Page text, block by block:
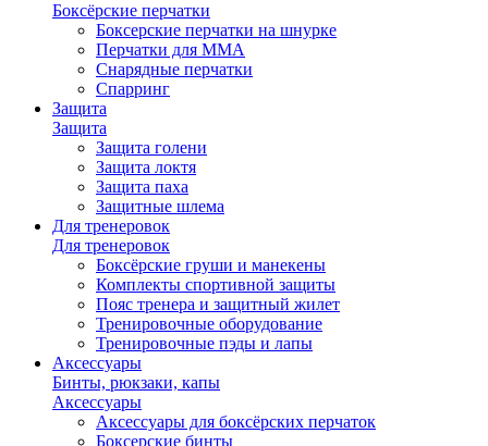
Боксёрские перчатки
Боксерские перчатки на шнурке
Перчатки для ММА
Снарядные перчатки
Спарринг
Защита
Защита
Защита голени
Защита локтя
Защита паха
Защитные шлема
Для тренеровок
Для тренеровок
Боксёрские груши и манекены
Комплекты спортивной защиты
Пояс тренера и защитный жилет
Тренировочные оборудование
Тренировочные пэды и лапы
Аксессуары
Бинты, рюкзаки, капы
Аксессуары
Аксессуары для боксёрских перчаток
Боксерские бинты